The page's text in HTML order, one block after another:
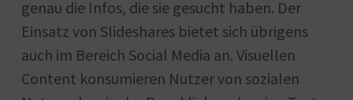
genau die Infos, die sie gesucht haben. Der
Einsatz von Slideshares bietet sich übrigens
auch im Bereich Social Media an. Visuellen
Content konsumieren Nutzer von sozialen